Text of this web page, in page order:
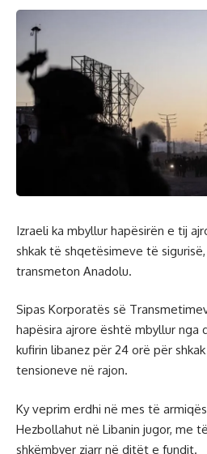
Izraeli ka mbyllur hapësirën e tij
shkak të shqetësimeve të
transmeton Anadolu.
Sipas Korporatës së
hapësira ajrore është mbyllur nga
kufirin libanez për 24 orë për
tensioneve në rajon.
Ky veprim erdhi në mes të
Hezbollahut në Libanin jugor, me
shkëmbyer zjarr në ditët e fundit.